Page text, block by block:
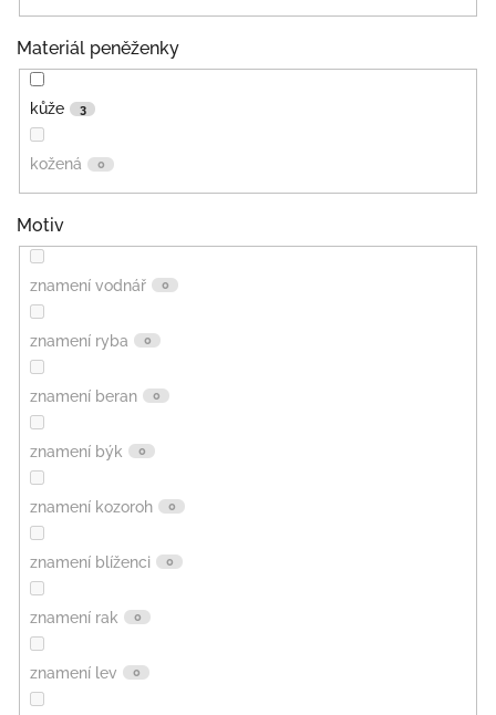
Materiál peněženky
kůže 3
kožená 0
Motiv
znamení vodnář 0
znamení ryba 0
znamení beran 0
znamení býk 0
znamení kozoroh 0
znamení blíženci 0
znamení rak 0
znamení lev 0